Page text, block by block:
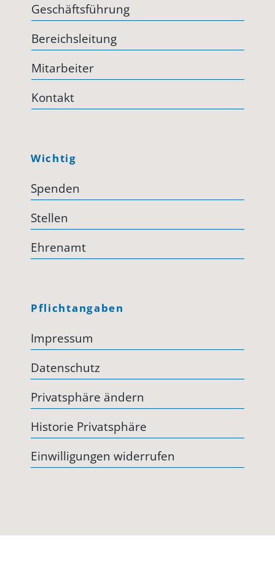
Geschäftsführung
Bereichsleitung
Mitarbeiter
Kontakt
Wichtig
Spenden
Stellen
Ehrenamt
Pflichtangaben
Impressum
Datenschutz
Privatsphäre ändern
Historie Privatsphäre
Einwilligungen widerrufen